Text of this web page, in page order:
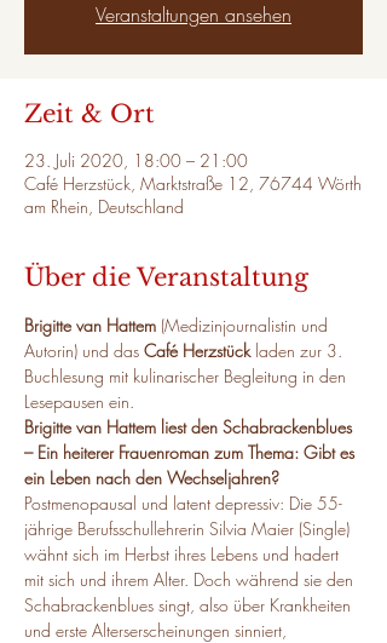
Veranstaltungen ansehen
Zeit & Ort
23. Juli 2020, 18:00 – 21:00
Café Herzstück, Marktstraße 12, 76744 Wörth
am Rhein, Deutschland
Über die Veranstaltung
Brigitte van Hattem (Medizinjournalistin und
Autorin) und das Café Herzstück laden zur 3.
Buchlesung mit kulinarischer Begleitung in den
Lesepausen ein.
Brigitte van Hattem liest den Schabrackenblues
– Ein heiterer Frauenroman zum Thema: Gibt es
ein Leben nach den Wechseljahren?
Postmenopausal und latent depressiv: Die 55-
jährige Berufsschullehrerin Silvia Maier (Single)
wähnt sich im Herbst ihres Lebens und hadert
mit sich und ihrem Alter. Doch während sie den
Schabrackenblues singt, also über Krankheiten
und erste Alterserscheinungen sinniert,